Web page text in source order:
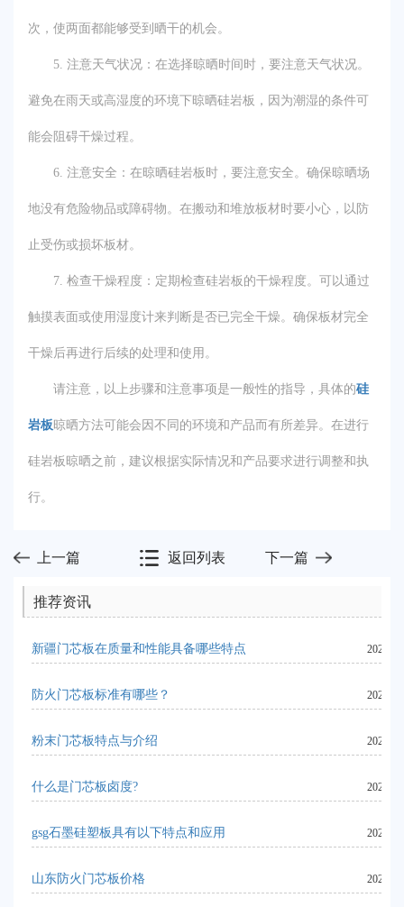
次，使两面都能够受到晒干的机会。
5. 注意天气状况：在选择晾晒时间时，要注意天气状况。
避免在雨天或高湿度的环境下晾晒硅岩板，因为潮湿的条件可
能会阻碍干燥过程。
6. 注意安全：在晾晒硅岩板时，要注意安全。确保晾晒场
地没有危险物品或障碍物。在搬动和堆放板材时要小心，以防
止受伤或损坏板材。
7. 检查干燥程度：定期检查硅岩板的干燥程度。可以通过
触摸表面或使用湿度计来判断是否已完全干燥。确保板材完全
干燥后再进行后续的处理和使用。
请注意，以上步骤和注意事项是一般性的指导，具体的硅
岩板晾晒方法可能会因不同的环境和产品而有所差异。在进行
硅岩板晾晒之前，建议根据实际情况和产品要求进行调整和执
行。
上一篇 返回列表 下一篇
推荐资讯
新疆门芯板在质量和性能具备哪些特点 2023-
防火门芯板标准有哪些？ 2024-
粉末门芯板特点与介绍 2023-
什么是门芯板卤度? 2023-
gsg石墨硅塑板具有以下特点和应用 2023-
山东防火门芯板价格 2024-